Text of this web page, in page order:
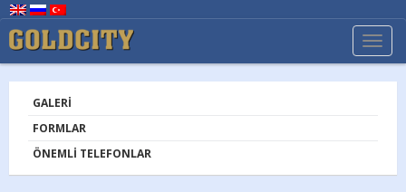
GALERI
FORMLAR
ÖNEMLI TELEFONLAR